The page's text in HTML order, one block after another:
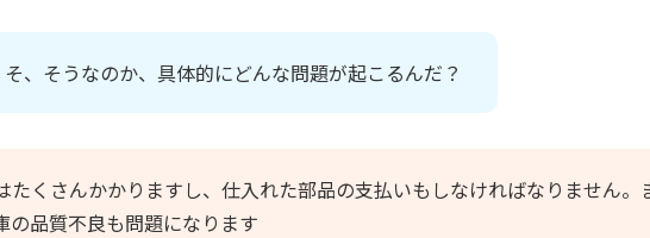
そ、そうなのか、具体的にどんな問題が起こるんだ？
たくさんかかりますし、仕入れた部品の支払いもしなければなりません。
の品質不良も問題になります